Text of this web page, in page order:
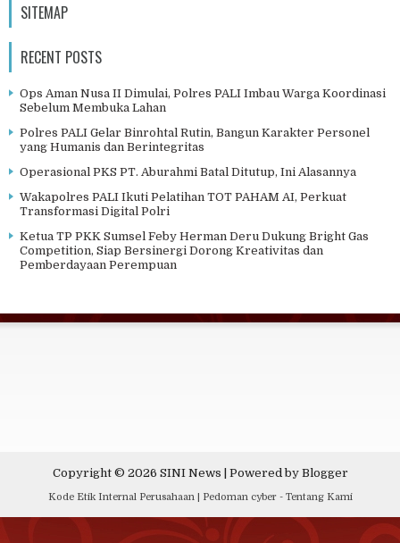
SITEMAP
RECENT POSTS
Ops Aman Nusa II Dimulai, Polres PALI Imbau Warga Koordinasi
Sebelum Membuka Lahan
Polres PALI Gelar Binrohtal Rutin, Bangun Karakter Personel
yang Humanis dan Berintegritas
Operasional PKS PT. Aburahmi Batal Ditutup, Ini Alasannya
Wakapolres PALI Ikuti Pelatihan TOT PAHAM AI, Perkuat
Transformasi Digital Polri
Ketua TP PKK Sumsel Feby Herman Deru Dukung Bright Gas
Competition, Siap Bersinergi Dorong Kreativitas dan
Pemberdayaan Perempuan
Copyright © 2026 SINI News | Powered by Blogger
Kode Etik Internal Perusahaan| Pedoman cyber- Tentang Kami